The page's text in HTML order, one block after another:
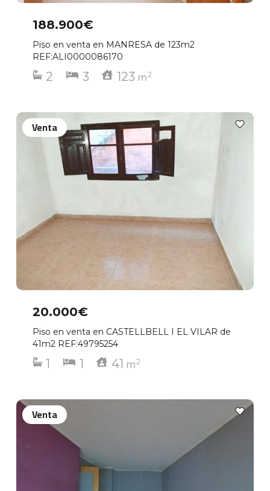
188.900€
Piso en venta en MANRESA de 123m2
REF:ALI0000086170
2 3 123 m2
20.000€
Piso en venta en CASTELLBELL I EL VILAR de
41m2 REF:49795254
1 1 41 m2
Venta
Venta